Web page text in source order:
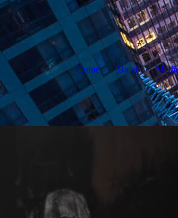
Home Band